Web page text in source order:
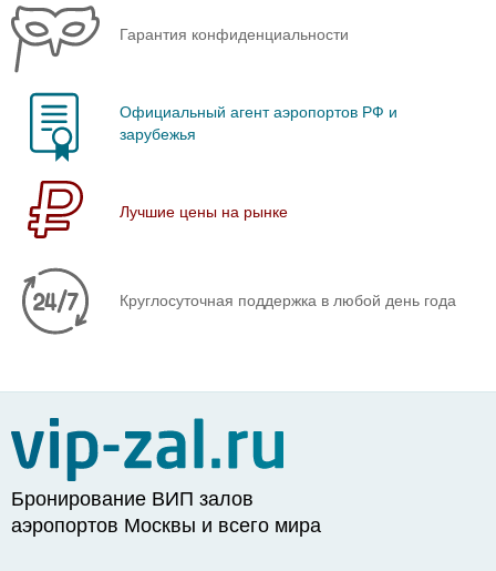
Гарантия конфиденциальности
Официальный агент аэропортов РФ и
зарубежья
Лучшие цены на рынке
Круглосуточная поддержка в любой день года
Бронирование ВИП залов
аэропортов Москвы и всего мира